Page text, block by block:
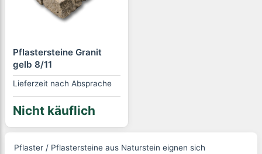
Pflastersteine Granit
gelb 8/11
Lieferzeit nach Absprache
Nicht käuflich
Pflaster / Pflastersteine aus Naturstein eignen sich